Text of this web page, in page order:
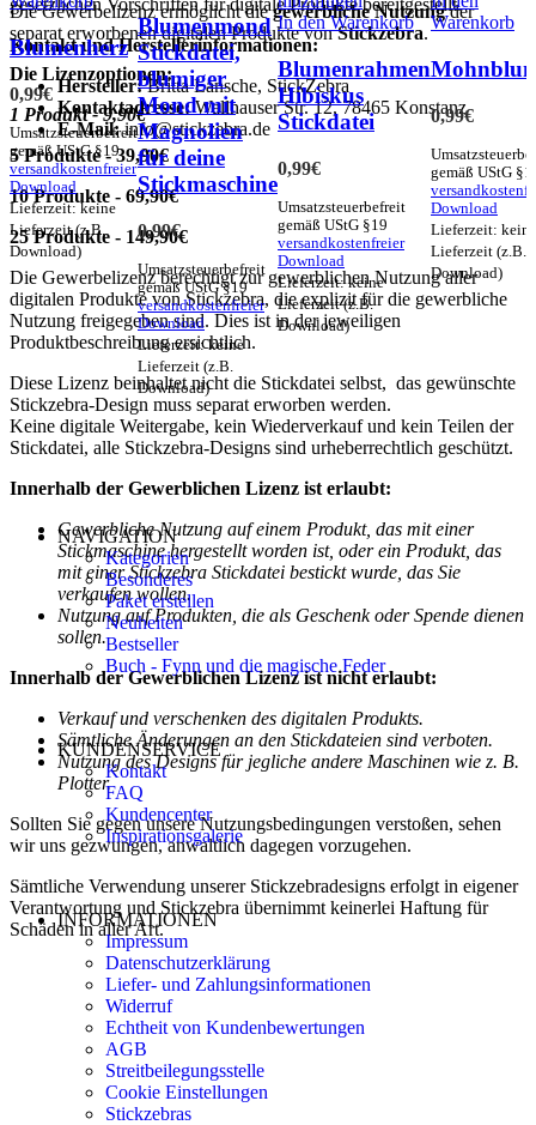
Die Gewerbelizenz ermöglicht diegewerbliche Nutzungder
separat erworbenen digitalen Produkte vonStickzebra.
Die Lizenzoptionen:
1 Produkt - 9,90€
5 Produkte - 39,90€
10 Produkte - 69,90€
25 Produkte - 149,90€
Die Gewerbelizenz berechtigt zur gewerblichen Nutzung aller
digitalen Produkte von Stickzebra, die explizit für die gewerbliche
Nutzung freigegeben sind. Dies ist in der jeweiligen
Produktbeschreibung ersichtlich.
Diese Lizenz beinhaltet nicht die Stickdatei selbst, das gewünschte
Stickzebra-Design muss separat erworben werden.
Keine digitale Weitergabe, kein Wiederverkauf und kein Teilen der
Stickdatei, alle Stickzebra-Designs sind urheberrechtlich geschützt.
Innerhalb der Gewerblichen Lizenz ist erlaubt:
Gewerbliche Nutzung auf einem Produkt, das mit einer
Stickmaschine hergestellt worden ist, oder ein Produkt, das
mit einer Stickzebra Stickdatei bestickt wurde, das Sie
verkaufen wollen.
Nutzung auf Produkten, die als Geschenk oder Spende dienen
sollen.
Innerhalb der Gewerblichen Lizenz ist nicht erlaubt:
Verkauf und verschenken des digitalen Produkts.
Sämtliche Änderungen an den Stickdateien sind verboten.
Nutzung des Designs für jegliche andere Maschinen wie z. B.
Plotter.
Sollten Sie gegen unsere Nutzungsbedingungen verstoßen, sehen
wir uns gezwungen, anwaltlich dagegen vorzugehen.
Sämtliche Verwendung unserer Stickzebradesigns erfolgt in eigener
Verantwortung und Stickzebra übernimmt keinerlei Haftung für
Schäden in aller Art.
gesetzlichen Vorschriften für digitale Produkte bereitgestellt.
Kontakt und Herstellerinformationen:
Hersteller:Britta Lansche, StickZebra
Kontaktadresse:Wallhauser Str. 12, 78465 Konstanz
E-Mail:info@stickzebra.de
Blumenherz
0,99€
Umsatzsteuerbefreit
gemäß UStG §19
versandkostenfreier
Download
Lieferzeit: keine
Lieferzeit (z.B.
Download)
Blumenmond
Stickdatei,
blumiger
Mond mit
Magnolien
für deine
Stickmaschine
0,99€
Umsatzsteuerbefreit
gemäß UStG §19
versandkostenfreier
Download
Lieferzeit: keine
Lieferzeit (z.B.
Download)
In den Warenkorb
Blumenrahmen
Hibiskus
Stickdatei
0,99€
Umsatzsteuerbefreit
gemäß UStG §19
versandkostenfreier
Download
Lieferzeit: keine
Lieferzeit (z.B.
Download)
Warenkorb
0,99€
gemäß UStG
Download
Lieferzeit: keine
Lieferzeit (z.B.
Download)
NAVIGATION
Kategorien
Besonderes
Paket erstellen
Neuheiten
Bestseller
Buch - Fynn und die magische Feder
KUNDENSERVICE
Kontakt
FAQ
Kundencenter
Inspirationsgalerie
INFORMATIONEN
Impressum
Datenschutzerklärung
Liefer- und Zahlungsinformationen
Widerruf
Echtheit von Kundenbewertungen
AGB
Streitbeilegungsstelle
Cookie Einstellungen
Stickzebras